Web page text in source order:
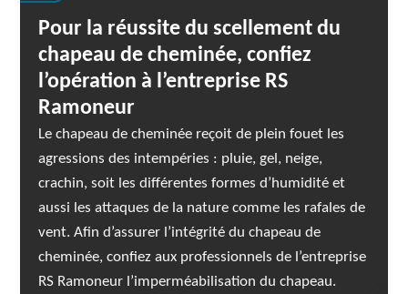
Pour la réussite du scellement du
chapeau de cheminée, confiez
l’opération à l’entreprise RS
Ramoneur
Le chapeau de cheminée reçoit de plein fouet les
agressions des intempéries : pluie, gel, neige,
crachin, soit les différentes formes d’humidité et
aussi les attaques de la nature comme les rafales de
vent. Afin d’assurer l’intégrité du chapeau de
cheminée, confiez aux professionnels de l’entreprise
RS Ramoneur l’imperméabilisation du chapeau.